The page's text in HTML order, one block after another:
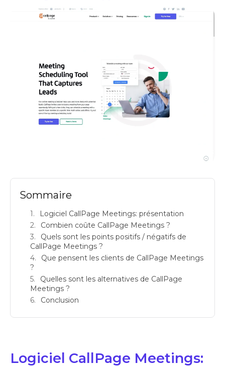
Sommaire
Logiciel CallPage Meetings: présentation
Combien coûte CallPage Meetings ?
Quels sont les points positifs / négatifs de
CallPage Meetings ?
Que pensent les clients de CallPage Meetings
?
Quelles sont les alternatives de CallPage
Meetings ?
Conclusion
Logiciel CallPage Meetings: